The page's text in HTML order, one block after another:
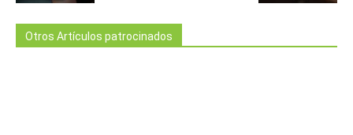
Otros Artículos patrocinados